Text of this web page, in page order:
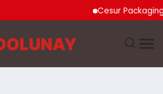
Cesur Packaging,